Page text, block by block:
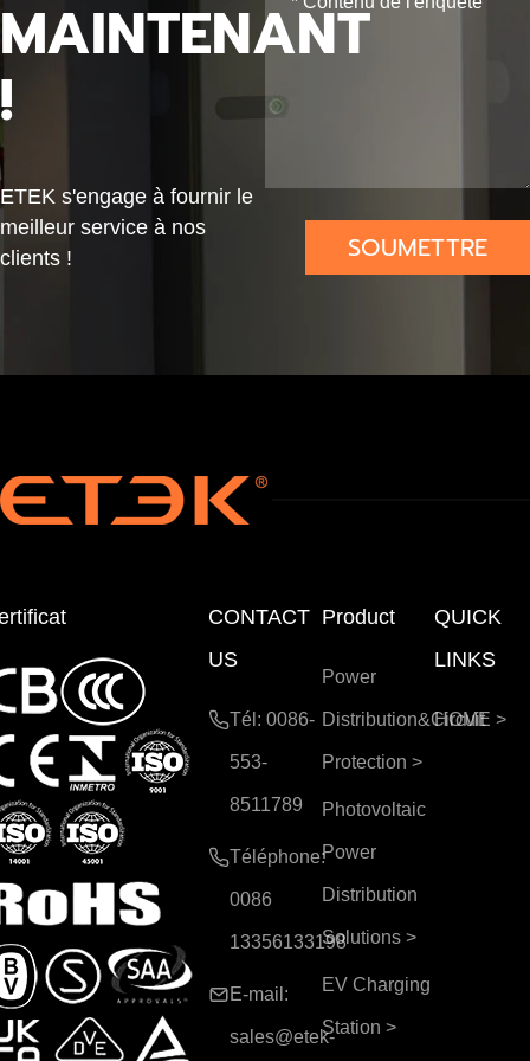
30
mA
Mo
nite
tifié
nite
MID
MAINTENANT
!
ETEK s'engage à fournir le
meilleur service à nos
clients !
SOUMETTRE
CONTACT
US
Tél: 0086-
553-
8511789
Téléphone:
0086
13356133198
E-mail:
sales@etek-
Product
Power
Distribution&Circuit
Protection >
Photovoltaic
Power
Distribution
Solutions >
EV Charging
Station >
QUICK
LINKS
HOME >